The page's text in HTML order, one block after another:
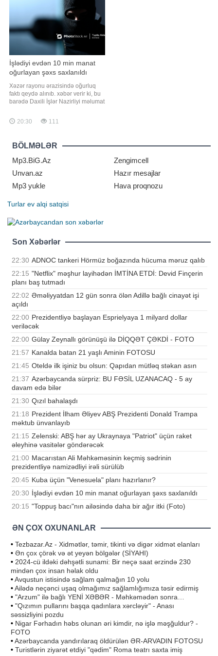
deyib ki, qeyd edilən günlərdə
İşlədiyi evdən 10 min manat
oğurlayan şəxs saxlanıldı
Xəzər rayonu ərazisində oğurluq
faktı qeydə alınıb. xəbər verir ki, bu
barədə Daxili İşlər Nazirliyi məlumat
polisə müraciət edərək yaşadığı
evdən 10 min manat pul vəsaitinin
əməkdaşlarının keçirdikləri
tədbirlərlə əməli törətməkd
20:30 111
BÖLMƏLƏR
Mp3.BiG.Az
Zengimcell
Unvan.az
Hazır mesajlar
Mp3 yukle
Hava proqnozu
Turlar ev alqi satqisi
Son Xəbərlər
22:30 ADNOC tankeri Hörmüz boğazında hücuma məruz qalıb
22:15 "Netflix" məşhur layihədən İMTİNA ETDİ: Devid Finçerin
planı baş tutmadı
22:02 Əməliyyatdan 12 gün sonra ölən Adillə bağlı cinayət işi
açıldı
22:00 Prezidentliyə başlayan Esprielyaya 1 milyard dollar
veriləcək
22:00 Gülay Zeynallı görünüşü ilə DİQQƏT ÇƏKDİ - FOTO
21:57 Kanalda batan 21 yaşlı Aminin FOTOSU
21:45 Oteldə ilk işiniz bu olsun: Qapıdan mütləq stəkan asın
21:37 Azərbaycanda sürpriz: BU FƏSİL UZANACAQ - 5 ay
davam edə bilər
21:30 Qızıl bahalaşdı
21:18 Prezident İlham Əliyev ABŞ Prezidenti Donald Trampa
məktub ünvanlayıb
21:15 Zelenski: ABŞ hər ay Ukraynaya "Patriot" üçün raket
əleyhinə vasitələr göndərəcək
21:00 Macarıstan Ali Məhkəməsinin keçmiş sədrinin
prezidentliyə namizədliyi irəli sürülüb
20:45 Kuba üçün "Venesuela" planı hazırlanır?
20:30 İşlədiyi evdən 10 min manat oğurlayan şəxs saxlanıldı
20:15 "Toppuş bacı"nın ailəsində daha bir ağır itki (Foto)
ƏN ÇOX OXUNANLAR
• Tezbazar.Az - Xidmətlər, təmir, tikinti və digər xidmət elanları
• Ən çox çörək və ət yeyən bölgələr (SİYAHI)
• 2024-cü ildəki dəhşətli sunami: Bir neçə saat ərzində 230
mindən çox insan həlak oldu
•Avqustun istisində sağlam qalmağın 10 yolu
•Ailədə neçənci uşaq olmağımız sağlamlığımıza təsir edirmiş
• "Arzum" ilə bağlı YENİ XƏBƏR - Məhkəmədən sonra…
• "Qızımın pullarını başqa qadınlara xərcləyir" - Anası
səssizliyini pozdu
• Nigar Fərhadın həbs olunan əri kimdir, nə işlə məşğuldur? -
FOTO
•Azərbaycanda yandırılaraq öldürülən ƏR-ARVADIN FOTOSU
• Turistlərin ziyarət etdiyi "qədim" Roma teatrı saxta imiş